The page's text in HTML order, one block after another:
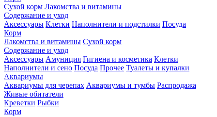
Сухой корм Лакомства и витамины
Содержание и уход
Аксессуары Клетки Наполнители и подстилки Посуда
Корм
Лакомства и витамины Сухой корм
Содержание и уход
Аксессуары Амуниция Гигиена и косметика Клетки
Наполнители и сено Посуда Прочее Туалеты и купалки
Аквариумы
Аквариумы для черепах Аквариумы и тумбы Распродажа
Живые обитатели
Креветки Рыбки
Корм